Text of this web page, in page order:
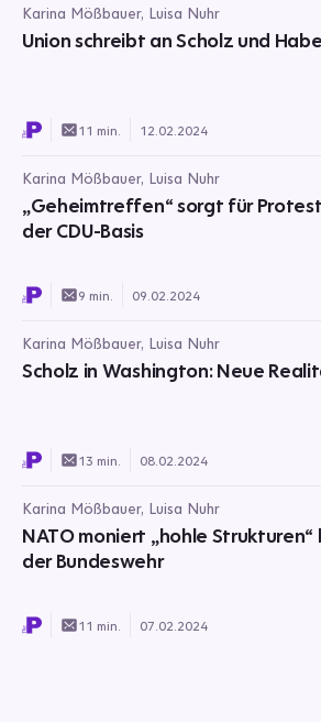
Karina Mößbauer, Luisa Nuhr
Union schreibt an Scholz und
11 min. 12.02.2024
Karina Mößbauer, Luisa Nuhr
„Geheimtreffen“ sorgt für
der CDU-Basis
9 min. 09.02.2024
Karina Mößbauer, Luisa Nuhr
Scholz in Washington: Neue
13 min. 08.02.2024
Karina Mößbauer, Luisa Nuhr
NATO moniert „hohle Strukturen“
der Bundeswehr
11 min. 07.02.2024